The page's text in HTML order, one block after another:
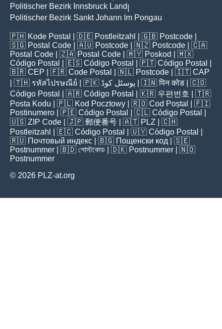
Politischer Bezirk Innsbruck Land
Politischer Bezirk Sankt Johann Im Pongau
🇵🇭 Kode Postal | 🇩🇪 Postleitzahl | 🇬🇧 Postcode
🇸🇬 Postal Code | 🇦🇺 Postcode | 🇳🇿 Postcode | 🇨🇦
Postal Code | 🇿🇦 Postal Code | 🇲🇾 Poskod
| 🇲🇽
Código Postal
| 🇪🇸 Código Postal | 🇵🇹 Código Postal
🇧🇷 CEP | 🇫🇷 Code Postal | 🇳🇱 Postcode | 🇮🇹 CAP
| 🇹🇭 รหัสไปรษณีย์ | 🇵🇰 پوسٹل کوڈ | 🇮🇳पिन कोड | 🇨🇴
Código Postal
| 🇦🇷 Código Postal | 🇰🇷 우편번호
| 🇹🇷
Posta Kodu | 🇵🇱 Kod Pocztowy | 🇷🇴 Cod Poștal
| 🇫🇮
Postinumero | 🇵🇪 Código Postal | 🇨🇱 Código Postal
🇺🇸 ZIP Code | 🇯🇵 郵便番号 | 🇦🇹 PLZ | 🇨🇭
Postleitzahl
| 🇪🇨 Código Postal | 🇺🇾 Código Postal
🇷🇺 Почтовый индекс | 🇧🇬 Пощенски код | 🇸🇪
Postnummer | 🇧🇩 পোস্টকোড | 🇩🇰 Postnummer | 🇳🇴
Postnummer
© 2026 PLZ-at.org